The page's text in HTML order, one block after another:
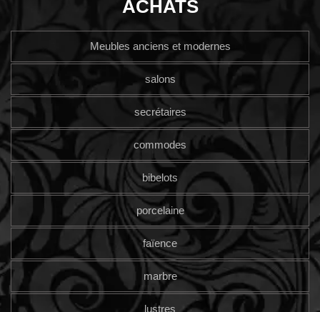
ACHATS
Meubles anciens et modernes
salons
secrétaires
commodes
bibelots
porcelaine
faïence
marbre
lustres